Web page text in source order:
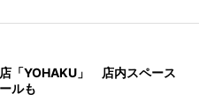
「YOHAKU」 店内スペース
ルも